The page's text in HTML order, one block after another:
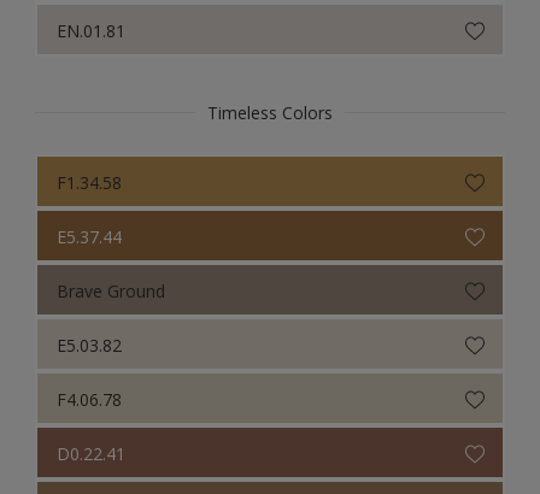
EN.01.81
Timeless Colors
F1.34.58
E5.37.44
Brave Ground
E5.03.82
F4.06.78
D0.22.41